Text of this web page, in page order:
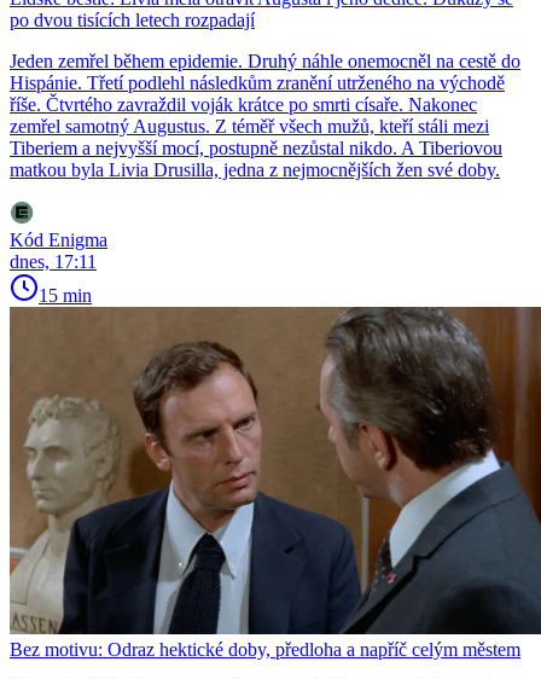
po dvou tisících letech rozpadají
Jeden zemřel během epidemie. Druhý náhle onemocněl na cestě do
Hispánie. Třetí podlehl následkům zranění utrženého na východě
říše. Čtvrtého zavraždil voják krátce po smrti císaře. Nakonec
zemřel samotný Augustus. Z téměř všech mužů, kteří stáli mezi
Tiberiem a nejvyšší mocí, postupně nezůstal nikdo. A Tiberiovou
matkou byla Livia Drusilla, jedna z nejmocnějších žen své doby.
Kód Enigma
dnes, 17:11
15 min
Bez motivu: Odraz hektické doby, předloha a napříč celým městem